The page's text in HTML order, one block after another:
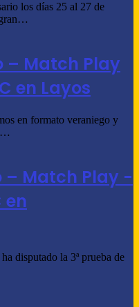
los días 25 al 27 de
– Match Play
en Layos
en formato veraniego y
– Match Play -
en
disputado la 3ª prueba de